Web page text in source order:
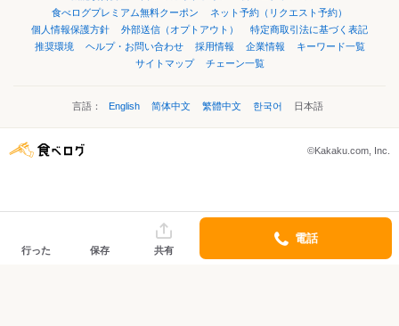
食べログプレミアム無料クーポン
ネット予約（リクエスト予約）
個人情報保護方針
外部送信（オプトアウト）
特定商取引法に基づく表記
推奨環境
ヘルプ・お問い合わせ 採用情報 企業情報
キーワード一覧
サイトマップ
チェーン一覧
言語： English 简体中文 繁體中文 한국어 日本語
©Kakaku.com, Inc.
行った 保存 共有
電話